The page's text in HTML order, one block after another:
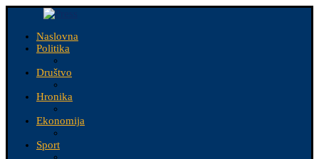
Naslovna
Politika
Društvo
Hronika
Ekonomija
Sport